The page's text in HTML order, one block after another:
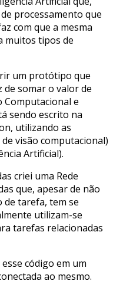
processamento que
com que a mesma
muitos tipos de
um protótipo que
de somar o valor de
Computacional e
sendo escrito na
utilizando as
visão computacional)
Artificial).
criei uma Rede
que, apesar de não
de tarefa, tem se
utilizam-se
tarefas relacionadas
código em um
ao mesmo.